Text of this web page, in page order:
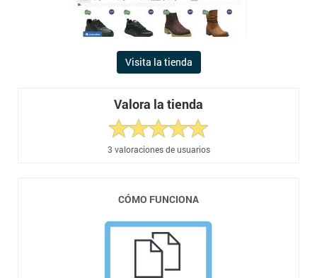
Visita la tienda
Valora la tienda
3 valoraciones de usuarios
CÓMO FUNCIONA